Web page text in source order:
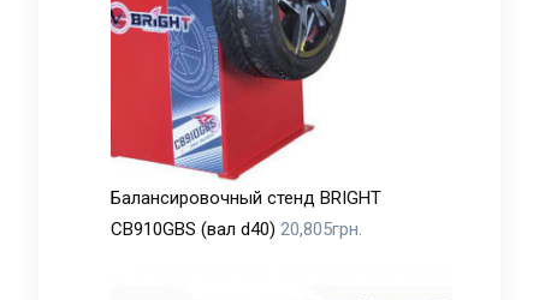
Балансировочный стенд BRIGHT
CB910GBS (вал d40) 20,805грн.